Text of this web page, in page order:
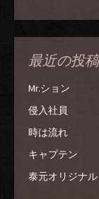
最近の投稿
Mr.ション
侵入社員
時は流れ
キャプテン
泰元オリジナル